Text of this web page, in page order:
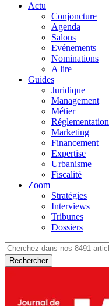
Actu
Conjoncture
Agenda
Salons
Evénements
Nominations
A lire
Guides
Juridique
Management
Métier
Réglementation
Marketing
Financement
Expertise
Urbanisme
Fiscalité
Zoom
Stratégies
Interviews
Tribunes
Dossiers
Rechercher